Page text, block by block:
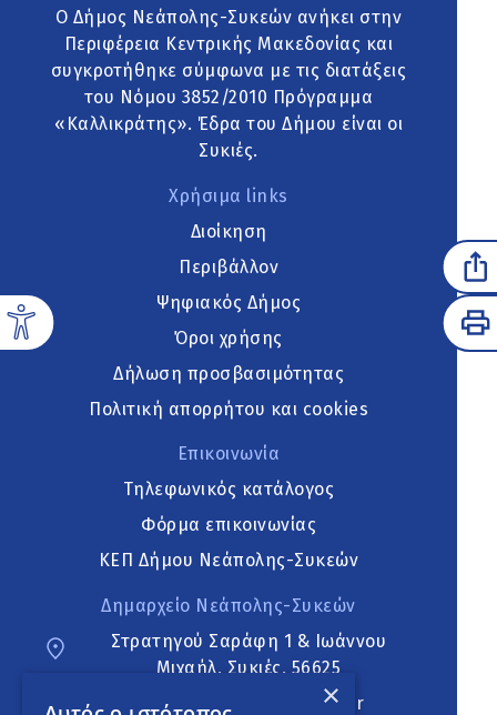
Ο Δήμος Νεάπολης-Συκεών ανήκει στην
Περιφέρεια Κεντρικής Μακεδονίας και
συγκροτήθηκε σύμφωνα με τις διατάξεις
του Νόμου 3852/2010 Πρόγραμμα
«Καλλικράτης». Έδρα του Δήμου είναι οι
Συκιές.
Χρήσιμα links
Διοίκηση
Περιβάλλον
Ψηφιακός Δήμος
Όροι χρήσης
Δήλωση προσβασιμότητας
Πολιτική απορρήτου και cookies
Επικοινωνία
Τηλεφωνικός κατάλογος
Φόρμα επικοινωνίας
ΚΕΠ Δήμου Νεάπολης-Συκεών
Δημαρχείο Νεάπολης-Συκεών
Στρατηγού Σαράφη 1 & Ιωάννου
Μιχαήλ, Συκιές, 56625
neapoli.sykies@ddt.gov.gr
×